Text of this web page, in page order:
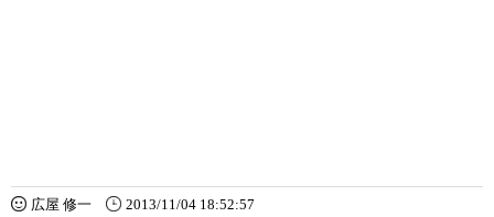
広屋 修一 2013/11/04 18:52:57